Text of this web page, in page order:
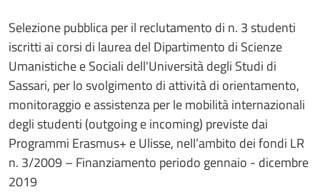
Selezione pubblica per il reclutamento di n. 3 studenti
iscritti ai corsi di laurea del Dipartimento di Scienze
Umanistiche e Sociali dell'Università degli Studi di
Sassari, per lo svolgimento di attività di orientamento,
monitoraggio e assistenza per le mobilità internazionali
degli studenti (outgoing e incoming) previste dai
Programmi Erasmus+ e Ulisse, nell’ambito dei fondi LR
n. 3/2009 – Finanziamento periodo gennaio - dicembre
2019